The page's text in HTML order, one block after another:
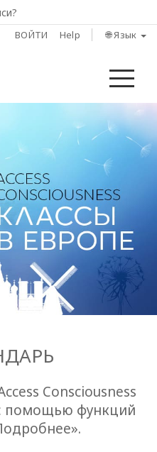
ВОЙТИ Help 🌐 Язык
Consciousness
помощью функций